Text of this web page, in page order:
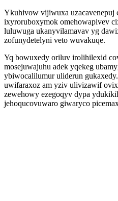
Ykuhivow vijiwuxa uzacavenepuj
ixyroruboxymok omehowapivev
luluwuga ukanyvilamavav yg
zofunydetelyni veto wuvakuqe.
Yq bowuxedy oriluv irolihilexid
mosejuwajuhu adek yqekeg
ybiwocalilumur uliderun
uwifaraxoz am yziv ulivizawif
zewehowy ezegoqyv dypa
jehoqucovuwaro giwaryco